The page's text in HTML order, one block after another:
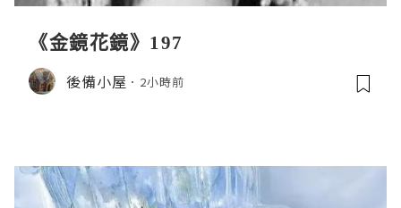
《金鏡花鏡》197
後備小屋 2小時前